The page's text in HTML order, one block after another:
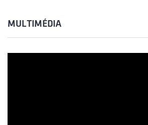
MULTIMÉDIA